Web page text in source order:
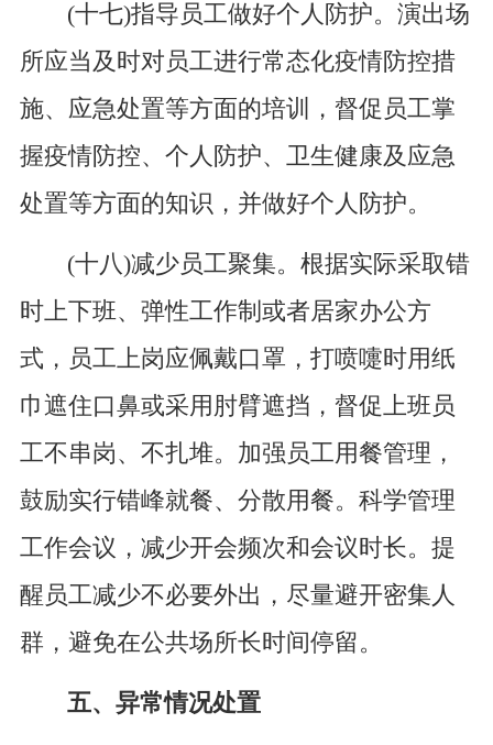
(十七)指导员工做好个人防护。演出场
所应当及时对员工进行常态化疫情防控措
施、应急处置等方面的培训，督促员工掌
握疫情防控、个人防护、卫生健康及应急
处置等方面的知识，并做好个人防护。
(十八)减少员工聚集。根据实际采取错
时上下班、弹性工作制或者居家办公方
式，员工上岗应佩戴口罩，打喷嚏时用纸
巾遮住口鼻或采用肘臂遮挡，督促上班员
工不串岗、不扎堆。加强员工用餐管理，
鼓励实行错峰就餐、分散用餐。科学管理
工作会议，减少开会频次和会议时长。提
醒员工减少不必要外出，尽量避开密集人
群，避免在公共场所长时间停留。
五、异常情况处置